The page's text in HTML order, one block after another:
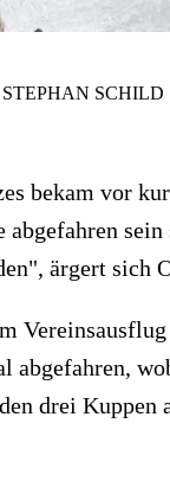
STEPHAN SCHILD
bekam vor
ärgert sich
drei